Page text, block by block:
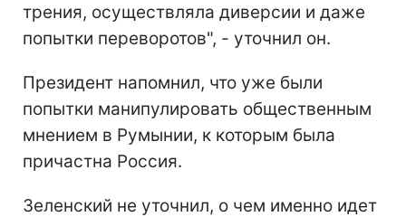
трения, осуществляла диверсии и даже
попытки переворотов", - уточнил он.
Президент напомнил, что уже были
попытки манипулировать общественным
мнением в Румынии, к которым была
причастна Россия.
Зеленский не уточнил, о чем именно идет